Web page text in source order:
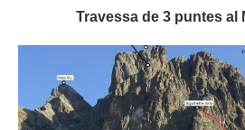
Travessa de 3 puntes al